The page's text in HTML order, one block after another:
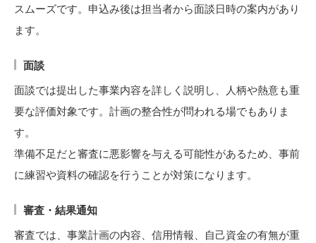
スムーズです。申込み後は担当者から面談日時の案内があり
ます。
面談
面談では提出した事業内容を詳しく説明し、人柄や熱意も重
要な評価対象です。計画の整合性が問われる場でもありま
す。
準備不足だと審査に悪影響を与える可能性があるため、事前
に練習や資料の確認を行うことが対策になります。
審査・結果通知
審査では、事業計画の内容、信用情報、自己資金の有無が重